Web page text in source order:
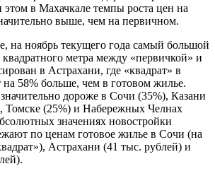
в Махачкале темпы роста цен на
выше, чем на первичном.
на ноябрь текущего года самый большой
метра между «первичкой» и
в Астрахани, где «квадрат» в
на 58% больше, чем в готовом жилье.
дороже в Сочи (35%), Казани
Томске (25%) и Набережных Челнах
значениях новостройки
по ценам готовое жилье в Сочи (на
Астрахани (41 тыс. рублей) и